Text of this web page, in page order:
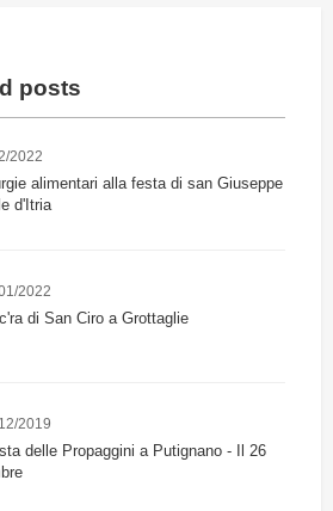
posts
2022
alimentari alla festa di san Giuseppe
d'Itria
2022
di San Ciro a Grottaglie
2019
delle Propaggini a Putignano - Il 26